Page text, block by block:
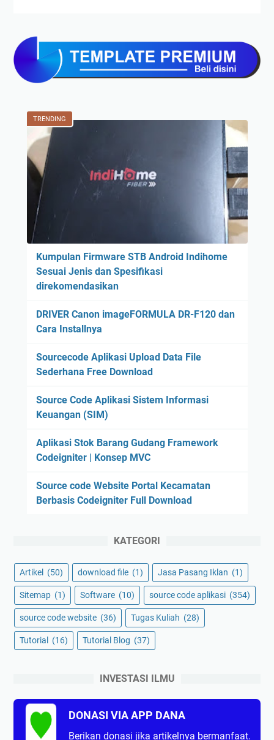
TRENDING
Kumpulan Firmware STB Android Indihome
Sesuai Jenis dan Spesifikasi
direkomendasikan
DRIVER Canon imageFORMULA DR-F120 dan
Cara Installnya
Sourcecode Aplikasi Upload Data File
Sederhana Free Download
Source Code Aplikasi Sistem Informasi
Keuangan (SIM)
Aplikasi Stok Barang Gudang Framework
Codeigniter | Konsep MVC
Source code Website Portal Kecamatan
Berbasis Codeigniter Full Download
KATEGORI
Artikel (50) download file (1) Jasa Pasang Iklan (1)
Sitemap (1) Software (10) source code aplikasi (354)
source code website (36) Tugas Kuliah (28)
Tutorial (16) Tutorial Blog (37)
INVESTASI ILMU
DONASI VIA APP DANA
Berikan donasi jika artikelnya bermanfaat.